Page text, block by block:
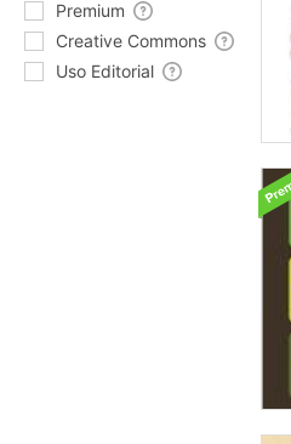
Premium
Creative Commons
Uso Editorial